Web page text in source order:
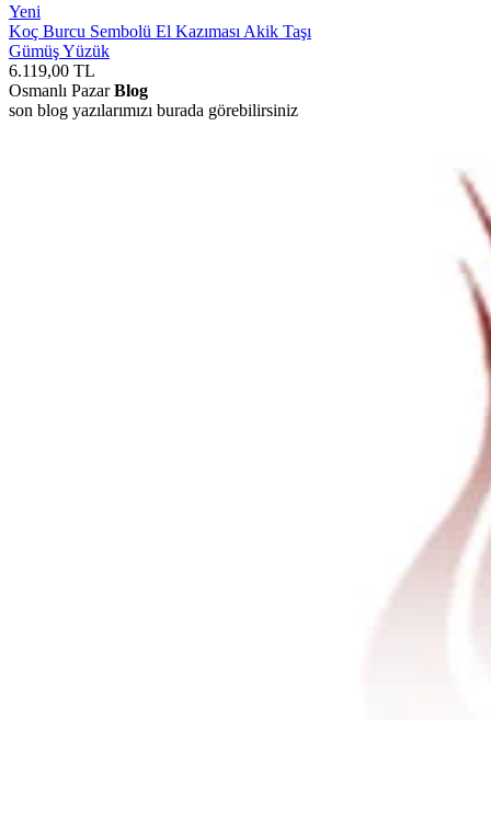
Yeni
Koç Burcu Sembolü El Kazıması Akik Taşı
Gümüş Yüzük
6.119,00 TL
Osmanlı PazarBlog
son blog yazılarımızı burada görebilirsiniz